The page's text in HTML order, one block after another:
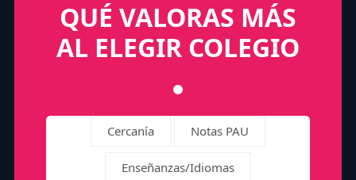
QUÉ VALORAS MÁS
AL ELEGIR COLEGIO
Cercanía Notas PAU
Enseñanzas/Idiomas